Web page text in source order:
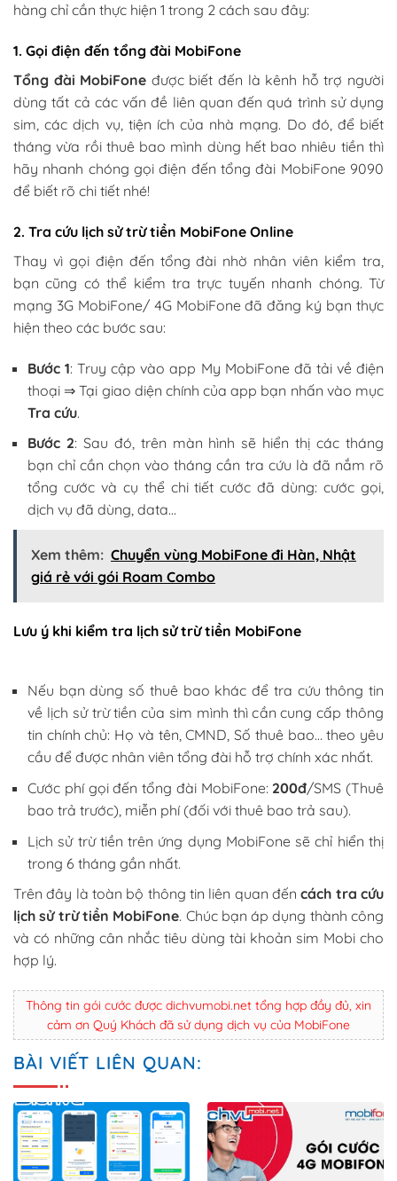
hàng chỉ cần thực hiện 1 trong 2 cách sau đây:
1. Gọi điện đến tổng đài MobiFone
Tổng đài MobiFone được biết đến là kênh hỗ trợ người
dùng tất cả các vấn đề liên quan đến quá trình sử dụng
sim, các dịch vụ, tiện ích của nhà mạng. Do đó, để biết
tháng vừa rồi thuê bao mình dùng hết bao nhiêu tiền thì
hãy nhanh chóng gọi điện đến tổng đài MobiFone 9090
để biết rõ chi tiết nhé!
2. Tra cứu lịch sử trừ tiền MobiFone Online
Thay vì gọi điện đến tổng đài nhờ nhân viên kiểm tra,
bạn cũng có thể kiểm tra trực tuyến nhanh chóng. Từ
mạng 3G MobiFone/ 4G MobiFone đã đăng ký bạn thực
hiện theo các bước sau:
Bước 1: Truy cập vào app My MobiFone đã tải về điện
thoại ⇒ Tại giao diện chính của app bạn nhấn vào mục
Tra cứu.
Bước 2: Sau đó, trên màn hình sẽ hiển thị các tháng
bạn chỉ cần chọn vào tháng cần tra cứu là đã nắm rõ
tổng cước và cụ thể chi tiết cước đã dùng: cước gọi,
dịch vụ đã dùng, data…
Xem thêm: Chuyển vùng MobiFone đi Hàn, Nhật
giá rẻ với gói Roam Combo
Lưu ý khi kiểm tra lịch sử trừ tiền MobiFone
Nếu bạn dùng số thuê bao khác để tra cứu thông tin
về lịch sử trừ tiền của sim mình thì cần cung cấp thông
tin chính chủ: Họ và tên, CMND, Số thuê bao… theo yêu
cầu để được nhân viên tổng đài hỗ trợ chính xác nhất.
Cước phí gọi đến tổng đài MobiFone: 200đ/SMS (Thuê
bao trả trước), miễn phí (đối với thuê bao trả sau).
Lịch sử trừ tiền trên ứng dụng MobiFone sẽ chỉ hiển thị
trong 6 tháng gần nhất.
Trên đây là toàn bộ thông tin liên quan đếncách tra cứu
lịch sử trừ tiền MobiFone. Chúc bạn áp dụng thành công
và có những cân nhắc tiêu dùng tài khoản sim Mobi cho
hợp lý.
Thông tin gói cước được dichvumobi.net tổng hợp đầy đủ, xin
cảm ơn Quý Khách đã sử dụng dịch vụ của MobiFone
BÀI VIẾT LIÊN QUAN: